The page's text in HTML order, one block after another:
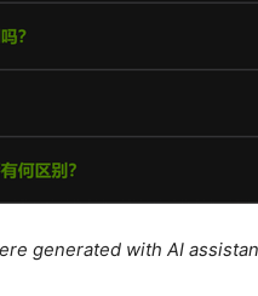
generated with AI